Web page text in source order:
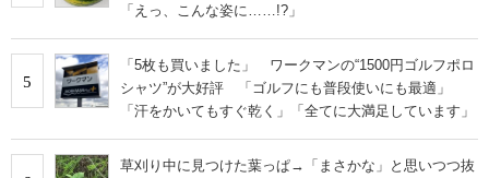
「えっ、こんな姿に……!?」
5
「5枚も買いました」 ワークマンの“1500円ゴルフポロ
シャツ”が大好評 「ゴルフにも普段使いにも最適」
「汗をかいてもすぐ乾く」「全てに大満足しています」
草刈り中に見つけた葉っぱ→「まさかな」と思いつつ抜